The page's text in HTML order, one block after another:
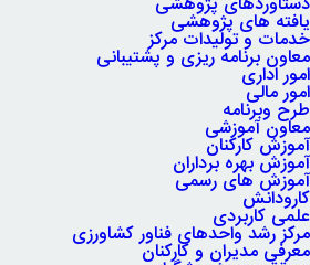
یافته های پژوهشی
خدمات و تولیدات مرکز
معاون برنامه ریزی و پشتیبانی
امور اداری
امور مالی
طرح وبرنامه
معاون آموزشی
آموزش کارکنان
آموزش بهره برداران
آموزش های رسمی
کارودانش
علمی کاربردی
مرکز رشد واحدهای فناور کشاورزی
معرفی مدیران و کارکنان